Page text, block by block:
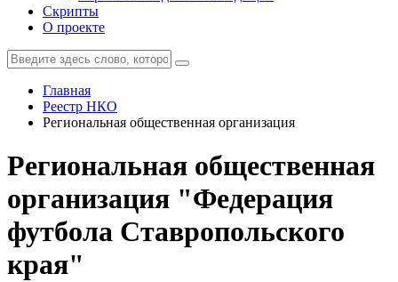
Скрипты
О проекте
Главная
Реестр НКО
Региональная общественная организация
Региональная общественная
организация "Федерация
футбола Ставропольского
края"